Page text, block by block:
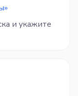
и укажите